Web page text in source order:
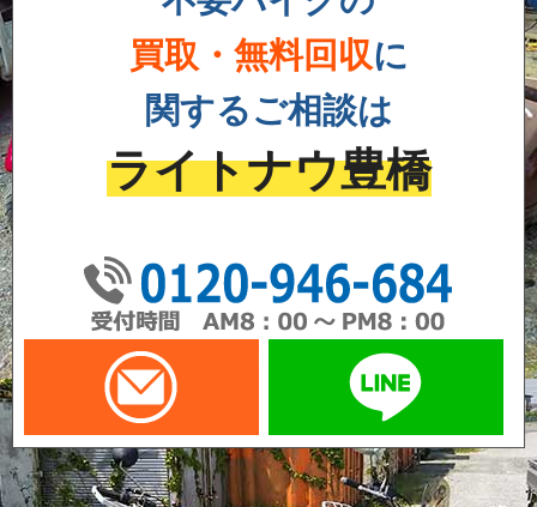
買取・無料回収に
関するご相談は
ライトナウ豊橋
メールでお問い合わせ